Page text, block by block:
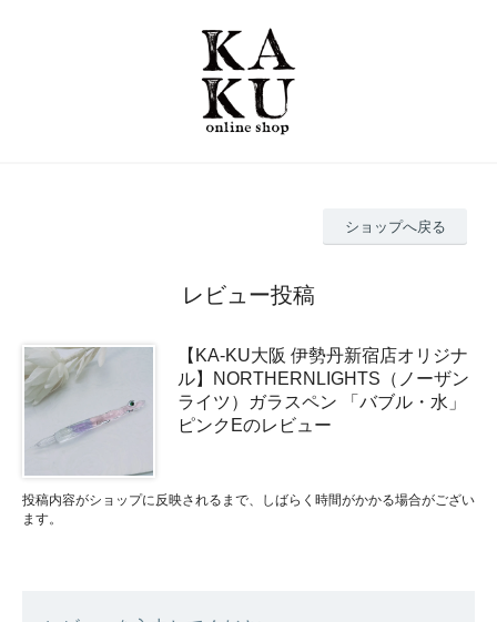
ショップへ戻る
レビュー投稿
【KA-KU大阪 伊勢丹新宿店オリジナ
ル】NORTHERNLIGHTS（ノーザン
ライツ）ガラスペン 「バブル・水」
ピンクEのレビュー
投稿内容がショップに反映されるまで、しばらく時間がかかる場合がござい
ます。